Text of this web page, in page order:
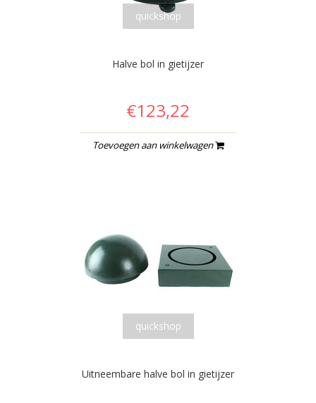
quickshop
Halve bol in gietijzer
€123,22
Toevoegen aan winkelwagen
quickshop
Uitneembare halve bol in gietijzer